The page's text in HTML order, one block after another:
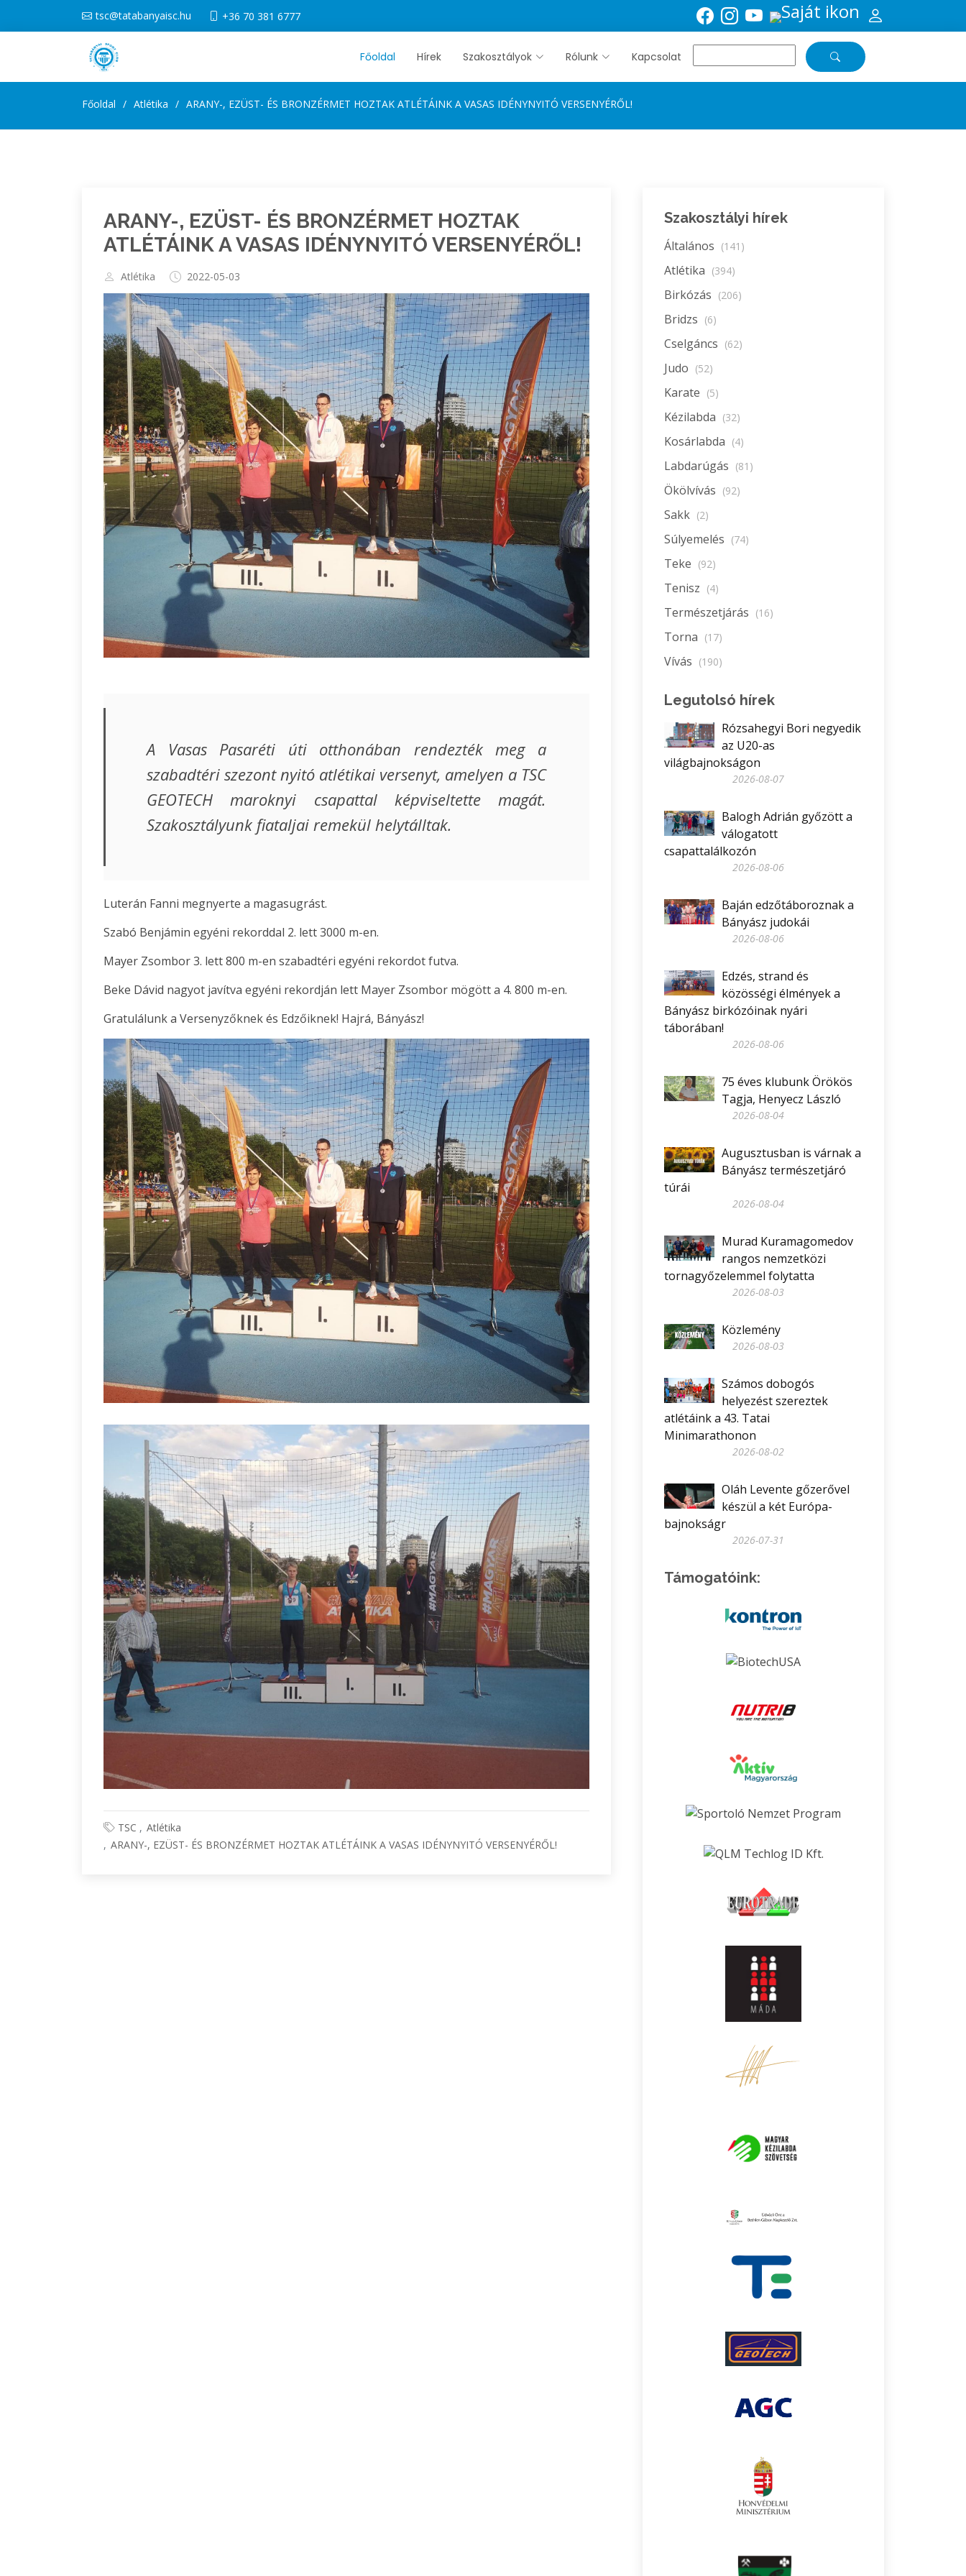
tsc@tatabanyaisc.hu +36 70 381 6777
Főoldal Hírek Szakosztályok Rólunk Kapcsolat
Főoldal Atlétika ARANY-, EZÜST- ÉS BRONZÉRMET HOZTAK ATLÉTÁINK A VASAS IDÉNYNYITÓ VERSENYÉRŐL!
ARANY-, EZÜST- ÉS BRONZÉRMET HOZTAK
ATLÉTÁINK A VASAS IDÉNYNYITÓ VERSENYÉRŐL!
Atlétika 2022-05-03
A Vasas Pasaréti úti otthonában rendezték meg a
szabadtéri szezont nyitó atlétikai versenyt, amelyen a TSC
GEOTECH maroknyi csapattal képviseltette magát.
Szakosztályunk fiataljai remekül helytálltak.
Luterán Fanni megnyerte a magasugrást.
Szabó Benjámin egyéni rekorddal 2. lett 3000 m-en.
Mayer Zsombor 3. lett 800 m-en szabadtéri egyéni rekordot futva.
Beke Dávid nagyot javítva egyéni rekordján lett Mayer Zsombor mögött a 4. 800 m-en.
Gratulálunk a Versenyzőknek és Edzőiknek! Hajrá, Bányász!
TSC
Atlétika
ARANY-, EZÜST- ÉS BRONZÉRMET HOZTAK ATLÉTÁINK A VASAS IDÉNYNYITÓ VERSENYÉRŐL!
Szakosztályi hírek
Általános (141)
Atlétika (394)
Birkózás (206)
Bridzs (6)
Cselgáncs (62)
Judo (52)
Karate (5)
Kézilabda (32)
Kosárlabda (4)
Labdarúgás (81)
Ökölvívás (92)
Sakk (2)
Súlyemelés (74)
Teke (92)
Tenisz (4)
Természetjárás (16)
Torna (17)
Vívás (190)
Legutolsó hírek
Rózsahegyi Bori negyedik
az U20-as
világbajnokságon
2026-08-07
Balogh Adrián győzött a
válogatott
csapattalálkozón
2026-08-06
Baján edzőtáboroznak a
Bányász judokái
2026-08-06
Edzés, strand és
közösségi élmények a
Bányász birkózóinak nyári
táborában!
2026-08-06
75 éves klubunk Örökös
Tagja, Henyecz László
2026-08-04
Augusztusban is várnak a
Bányász természetjáró
túrái
2026-08-04
Murad Kuramagomedov
rangos nemzetközi
tornagyőzelemmel folytatta
2026-08-03
Közlemény
2026-08-03
Számos dobogós
helyezést szereztek
atlétáink a 43. Tatai
Minimarathonon
2026-08-02
Oláh Levente gőzerővel
készül a két Európa-
bajnokságr
2026-07-31
Támogatóink: